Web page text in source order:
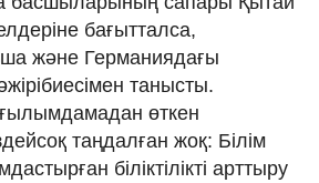
бағытталса,
және Германиядағы
танысты.
өткен
таңдалған жоқ: Білім
біліктілікті арттыру